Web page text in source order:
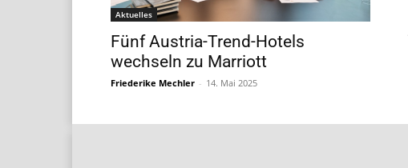
Aktuelles
Fünf Austria-Trend-Hotels
wechseln zu Marriott
Friederike Mechler - 14. Mai 2025